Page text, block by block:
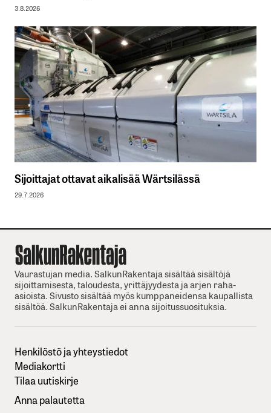
3.8.2026
Sijoittajat ottavat aikalisää Wärtsilässä
29.7.2026
Vaurastujan media. SalkunRakentaja sisältää sisältöjä
sijoittamisesta, taloudesta, yrittäjyydesta ja arjen raha-
asioista. Sivusto sisältää myös kumppaneidensa kaupallista
sisältöä. SalkunRakentaja ei anna sijoitussuosituksia.
Henkilöstö ja yhteystiedot
Mediakortti
Tilaa uutiskirje
Anna palautetta